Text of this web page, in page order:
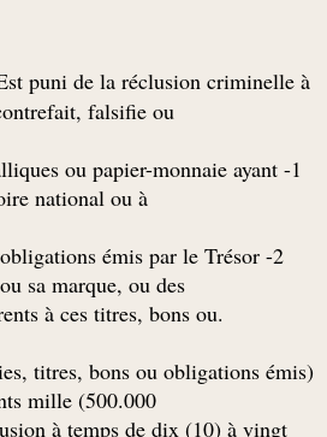
puni de la réclusion criminelle à
falsifie ou
ou papier-monnaie ayant
national ou à
obligations émis par le Trésor
sa marque, ou des
à ces titres, bons ou
titres, bons ou obligations émis
mille (500.000
à temps de dix (10) à vingt